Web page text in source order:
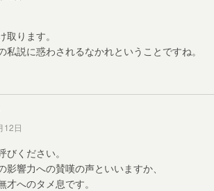
取ります。
私説に惑わされるなかれということですね。
12日
びください。
影響力への賛嘆の声といいますか、
才へのタメ息です。